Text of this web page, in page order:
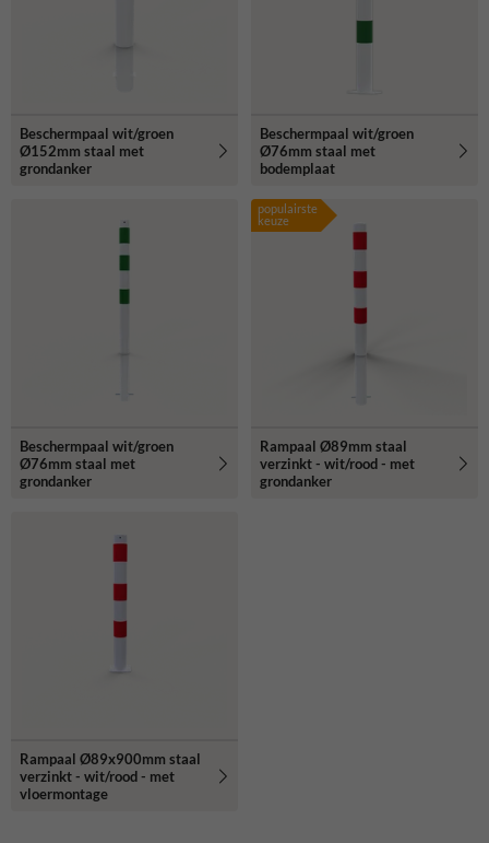
Beschermpaal wit/groen
Ø152mm staal met
grondanker
Beschermpaal wit/groen
Ø76mm staal met
bodemplaat
Beschermpaal wit/groen
Ø76mm staal met
grondanker
populairste
keuze
Rampaal Ø89mm staal
verzinkt - wit/rood - met
grondanker
Rampaal Ø89x900mm staal
verzinkt - wit/rood - met
vloermontage